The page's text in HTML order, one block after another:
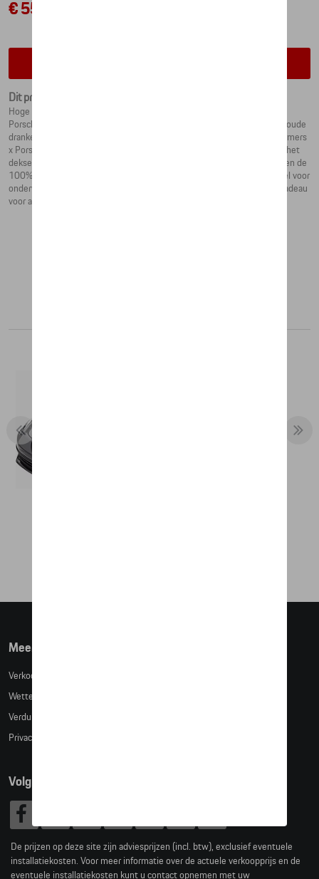
€ 55,93
Dit product is momenteel niet op stock
Hoge prestaties op zowel warme als koude dagen: de dubbelwandige
Porsche thermisch geïsoleerde beker houdt warme dranken warm en koude
dranken koel. De thermosbeker is uitgevoerd in het exclusieve Transformers
x Porsche ontwerp. Het Porsche-embleem siert de carrosserie, terwijl het
deksel het Porsche-logo in reliëf draagt. Het moderne, tijdloze design en de
100% lekvrije deksel maken de thermosbeker tot de perfecte metgezel voor
onderweg. Dankzij de hoogwaardige verpakking is het ook een ideaal cadeau
voor alle Porsche-fans.
Meer info
Verkoopsvoorwaarden
Wettelijke bepalingen
Verduidelijking kledingmaten
Privacybeleid
Volg Ons
De prijzen op deze site zijn adviesprijzen (incl. btw), exclusief eventuele
installatiekosten. Voor meer informatie over de actuele verkoopprijs en de
eventuele installatiekosten kunt u contact opnemen met uw